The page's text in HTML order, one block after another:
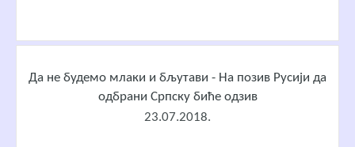
Да не будемо млаки и бљутави - На позив Русији да
одбрани Српску биће одзив
23.07.2018.